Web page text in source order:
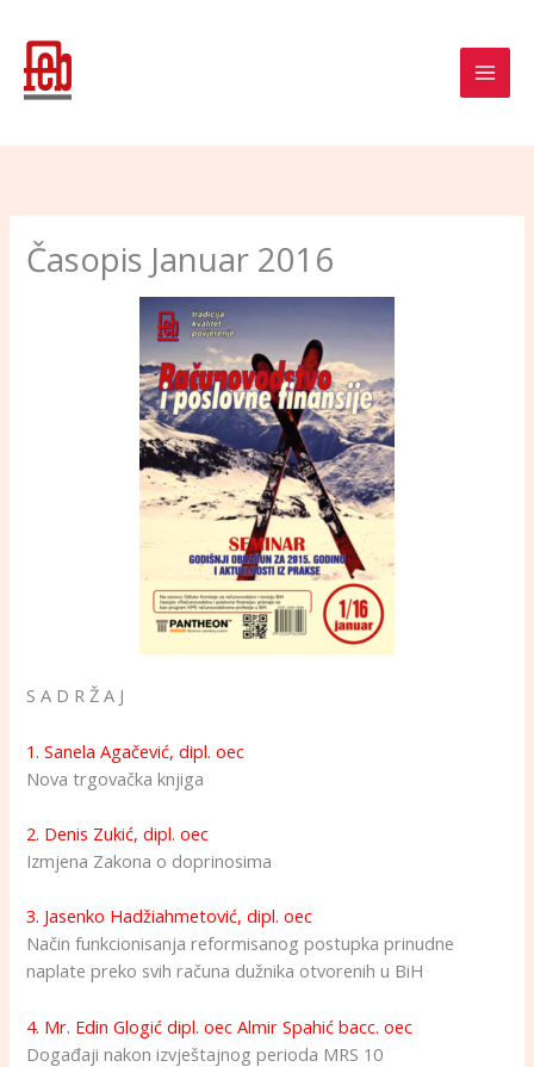
content
Časopis Januar 2016
S A D R Ž A J
1. Sanela Agačević, dipl. oec
Nova trgovačka knjiga
2. Denis Zukić, dipl. oec
Izmjena Zakona o doprinosima
3. Jasenko Hadžiahmetović, dipl. oec
Način funkcionisanja reformisanog postupka prinudne
naplate preko svih računa dužnika otvorenih u BiH
4. Mr. Edin Glogić dipl. oec Almir Spahić bacc. oec
Događaji nakon izvještajnog perioda MRS 10